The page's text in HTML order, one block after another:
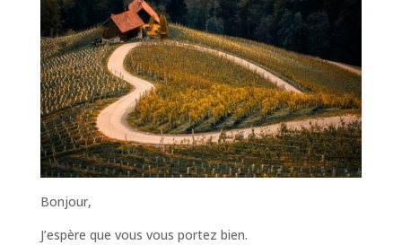
Bonjour,
J’espère que vous vous portez bien.